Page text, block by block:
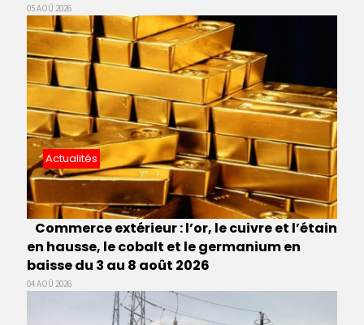
05 AOÛ 2026
Actualités
Commerce extérieur : l’or, le cuivre et l’étain
en hausse, le cobalt et le germanium en
baisse du 3 au 8 août 2026
04 AOÛ 2026